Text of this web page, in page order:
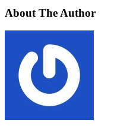
About The Author